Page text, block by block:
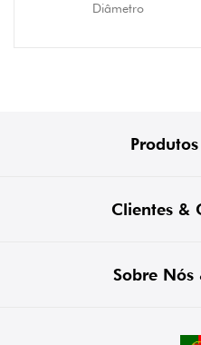
Diâmetro
Clientes &
Sobre Nós